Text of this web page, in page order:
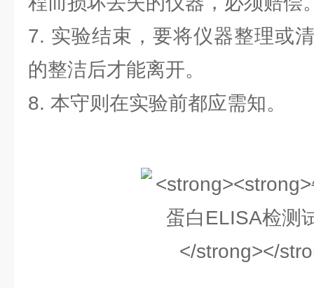
7. 实验结束，要将仪器整理或
的整洁后才能离开。
8. 本守则在实验前都应需知。